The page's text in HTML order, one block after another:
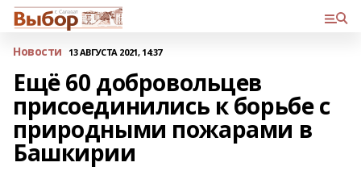
Новости 13 АВГУСТА 2021, 14:37
Ещё 60 добровольцев
присоединились к борьбе с
природными пожарами в
Башкирии